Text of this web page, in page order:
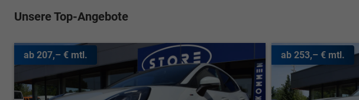
Unsere Top-Angebote
ab 207,– € mtl. ab 253,– € mtl.